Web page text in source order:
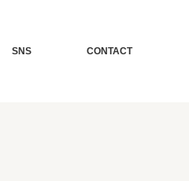
SNS CONTACT